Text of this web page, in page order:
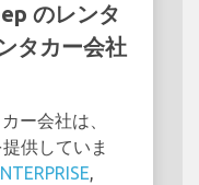
のレンタ
タカー会社
ー会社は、
供していま
,